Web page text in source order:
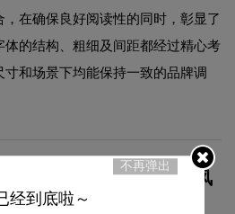
在确保良好阅读性的同时，彰显了
的结构、粗细及间距都经过精心考
和场景下均能保持一致的品牌调
品牌logo属于什么设计风
不再弹出
经到底啦～